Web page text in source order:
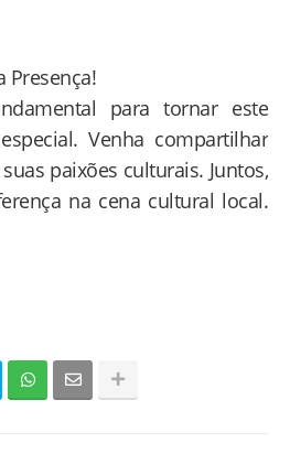
Presença!
para tornar este
Venha compartilhar
paixões culturais. Juntos,
na cena cultural local.